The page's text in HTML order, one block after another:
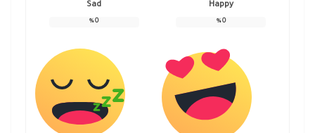
Happy
0
%
Sad
0
%